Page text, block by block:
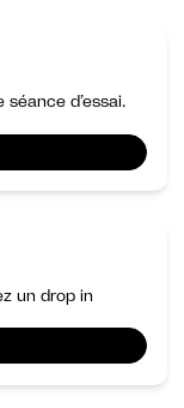
d’essai.
un drop in